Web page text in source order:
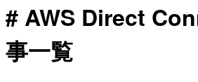
# AWS Direct
事一覧